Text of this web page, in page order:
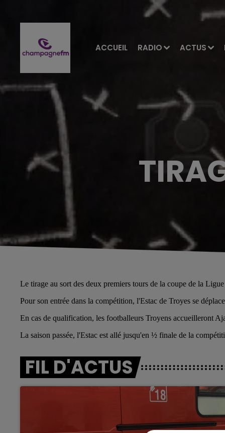
ACCUEIL RADIO ACTUS
Le tirage au sort des deux premiers tours de la coupe de la
Pour son entrée dans la compétition, l'Estac de Troyes se
En cas de qualification, les footballeurs Troyens accueilleront
La saison passée, l'Estac est allé jusqu'en ½ finale de la
FIL D'ACTUS